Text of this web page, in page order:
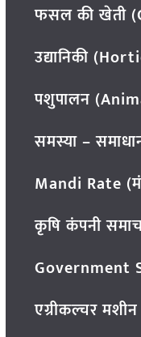
फसल की खेती
उद्यानिकी
पशुपालन
समस्या –
Mandi Rate
कृषि कंपनी
Government
एग्रीकल्चर